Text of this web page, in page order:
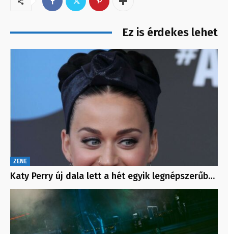
Ez is érdekes lehet
ZENE
Katy Perry új dala lett a hét egyik legnépszerűb…